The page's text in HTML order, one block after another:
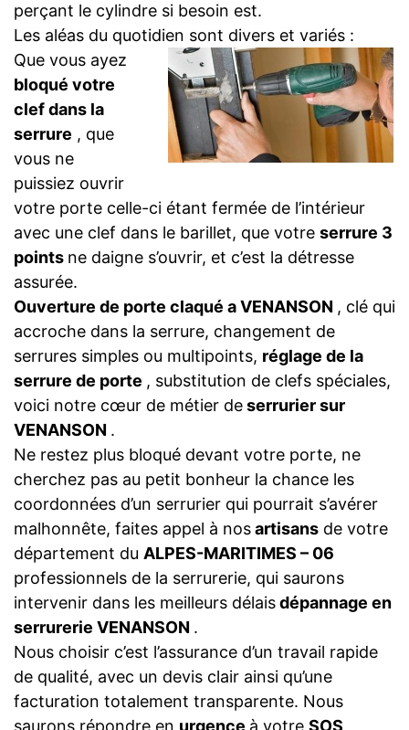
perçant le cylindre si besoin est.
Les aléas du quotidien sont divers et variés :
Que vous ayez
bloqué votre
clef dans la
serrure , que
vous ne
puissiez ouvrir
votre porte celle-ci étant fermée de l’intérieur
avec une clef dans le barillet, que votre serrure 3
points ne daigne s’ouvrir, et c’est la détresse
assurée.
Ouverture de porte claqué a VENANSON , clé qui
accroche dans la serrure, changement de
serrures simples ou multipoints, réglage de la
serrure de porte , substitution de clefs spéciales,
voici notre cœur de métier deserrurier sur
VENANSON .
Ne restez plus bloqué devant votre porte, ne
cherchez pas au petit bonheur la chance les
coordonnées d’un serrurier qui pourrait s’avérer
malhonnête, faites appel à nosartisans de votre
département du ALPES-MARITIMES – 06
professionnels de la serrurerie, qui saurons
intervenir dans les meilleurs délaisdépannage en
serrurerie VENANSON .
Nous choisir c’est l’assurance d’un travail rapide
de qualité, avec un devis clair ainsi qu’une
facturation totalement transparente. Nous
saurons répondre en urgence à votre SOS